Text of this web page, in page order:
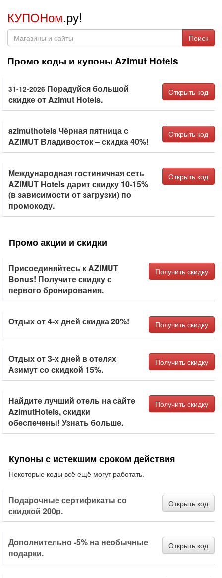
КУПОНом.ру!
Поиск
Промо коды и купоны Azimut Hotels
31-12-2026 Порадуйся большой
скидке от Azimut Hotels.
Открыть код
azimuthotels Чёрная пятница с
AZIMUT Владивосток – скидка 40%!
Открыть код
Международная гостиничная сеть
AZIMUT Hotels дарит скидку 10-15%
(в зависимости от загрузки) по
промокоду.
Открыть код
Промо акции и скидки
Присоединяйтесь к AZIMUT
Bonus! Получите скидку с
первого бронирования.
Получить скидку
Отдых от 4-х дней скидка 20%! Получить скидку
Отдых от 3-х дней в отелях
Азимут со скидкой 15%.
Получить скидку
Найдите лучший отель на сайте
AzimutHotels, скидки
обеспечены! Узнать больше.
Получить скидку
Купоны с истекшим сроком действия
Некоторые коды всё ещё могут работать.
Подарочные сертификаты со
скидкой 200р.
Открыть код
Дополнительно -5% на необычные
подарки.
Открыть код